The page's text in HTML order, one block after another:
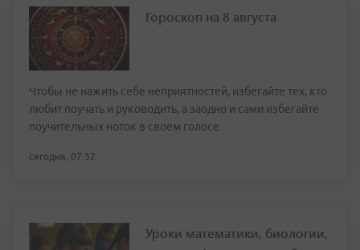
Гороскоп на 8 августа
Чтобы не нажить себе неприятностей, избегайте тех, кто
любит поучать и руководить, а заодно и сами избегайте
поучительных ноток в своем голосе
сегодня, 07:32
Уроки математики, биологии,